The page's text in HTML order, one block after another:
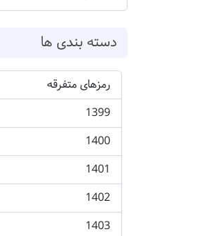
دسته بندی ها
رمزهای متفرقه
1399
1400
1401
1402
1403